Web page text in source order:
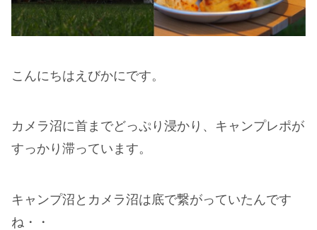
こんにちはえびかにです。
カメラ沼に首までどっぷり浸かり、キャンプレポが
すっかり滞っています。
キャンプ沼とカメラ沼は底で繋がっていたんです
ね・・